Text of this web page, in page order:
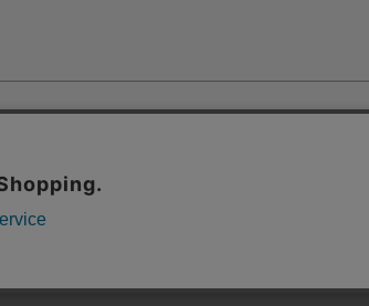
いたします。詳細に関しては「